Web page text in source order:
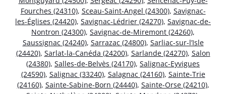
Fourches (24310), Sceau-Saint-Angel (24300), Savignac-
les-Églises (24420), Savignac-Lédrier (24270), Savignac-de-
Nontron (24300), Savignac-de-Miremont (24260),
Saussignac (24240), Sarrazac (24800), Sarliac-sur-l’Isle
(24420), Sarlat-la-Canéda (24200), Sarlande (24270), Salon
(24380), Salles-de-Belvès (24170), Salignac-Eyvigues
(24590), Salignac (33240), Salagnac (24160), Sainte-Trie
(24160), Sainte-Sabine-Born (24440), Sainte-Orse (24210),